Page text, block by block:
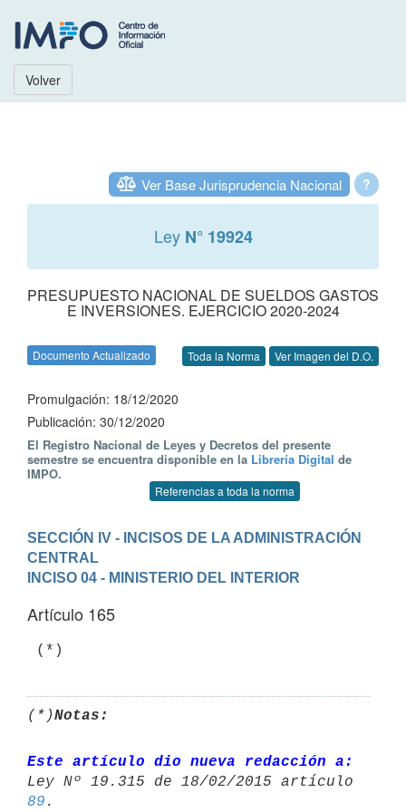
Volver
?
Ver Base Jurisprudencia Nacional
Ley N° 19924
PRESUPUESTO NACIONAL DE SUELDOS GASTOS
E INVERSIONES. EJERCICIO 2020-2024
Documento Actualizado Toda la Norma Ver Imagen del D.O.
Promulgación: 18/12/2020
Publicación: 30/12/2020
El Registro Nacional de Leyes y Decretos del presente
semestre se encuentra disponible en la Librería Digital de
IMPO.
Referencias a toda la norma
SECCIÓN IV - INCISOS DE LA ADMINISTRACIÓN
CENTRAL
INCISO 04 - MINISTERIO DEL INTERIOR
Artículo 165
(*)
(*)Notas:
Este artículo dio nueva redacción a:
89